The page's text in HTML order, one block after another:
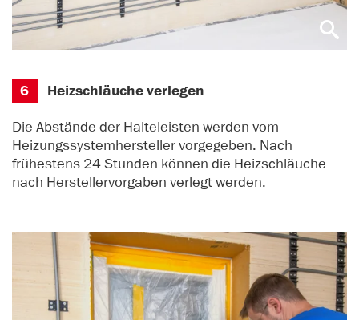
6 Heizschläuche verlegen
Die Abstände der Halteleisten werden vom
Heizungssystemhersteller vorgegeben. Nach
frühestens 24 Stunden können die Heizschläuche
nach Herstellervorgaben verlegt werden.